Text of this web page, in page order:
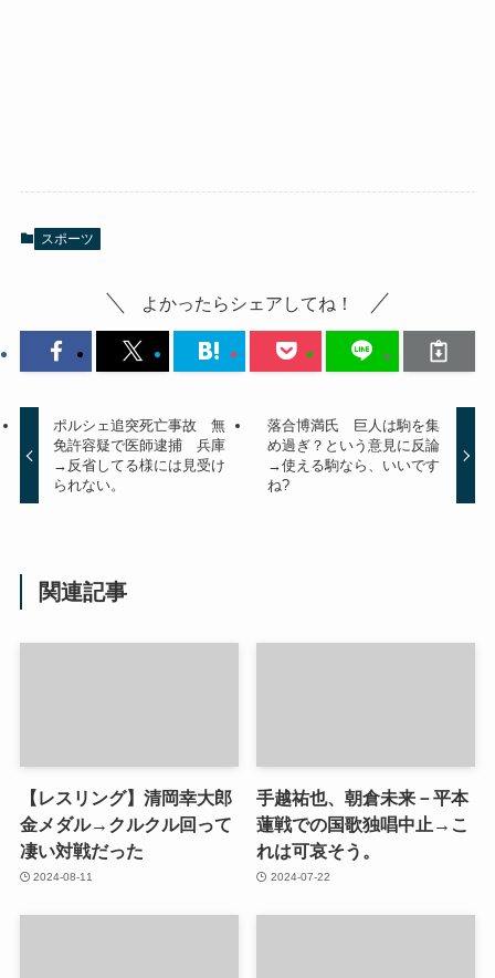
スポーツ
よかったらシェアしてね！
ポルシェ追突死亡事故 無
免許容疑で医師逮捕 兵庫
→反省してる様には見受け
られない。
落合博満氏 巨人は駒を集
め過ぎ？という意見に反論
→使える駒なら、いいです
ね?
関連記事
【レスリング】清岡幸大郎
金メダル→クルクル回って
凄い対戦だった
2024-08-11
手越祐也、朝倉未来－平本
蓮戦での国歌独唱中止→こ
れは可哀そう。
2024-07-22